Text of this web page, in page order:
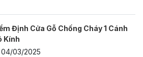
Định Cửa Gỗ Chống Cháy 1 Cánh
Kính
04/03/2025